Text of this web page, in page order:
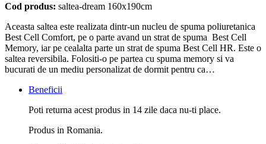
Cod produs: saltea-dream 160x190cm
Aceasta saltea este realizata dintr-un nucleu de spuma poliuretanica
Best Cell Comfort, pe o parte avand un strat de spuma Best Cell
Memory, iar pe cealalta parte un strat de spuma Best Cell HR. Este o
saltea reversibila. Folositi-o pe partea cu spuma memory si va
bucurati de un mediu personalizat de dormit pentru ca…
Beneficii
Poti returna acest produs in 14 zile daca nu-ti place.
Produs in Romania.